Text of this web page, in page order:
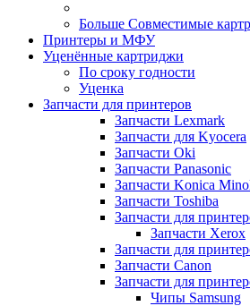
Больше Совместимые
Принтеры и МФУ
Уценённые картриджи
По сроку годности
Уценка
Запчасти для принтеров
Запчасти Lexmark
Запчасти для Kyocera
Запчасти Oki
Запчасти Panasonic
Запчасти Koniсa
Запчасти Toshiba
Запчасти для
Запчасти Xerox
Запчасти для
Запчасти Canon
Запчасти для
Чипы Samsung